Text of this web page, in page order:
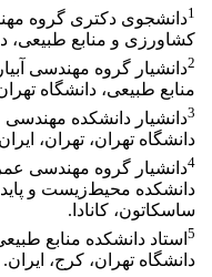
1دانشجوی دکتری گروه
کشاورزی و منابع طبیعی،
2دانشیار گروه مهندسی
منابع طبیعی، دانشگاه
3دانشیار دانشکده
دانشگاه تهران، تهران،
4دانشیار گروه مهندسی
دانشکده محیط‌زیست و
ساسکاتون، کانادا.
5 استاد دانشکده منابع
دانشگاه تهران، کرج، ایران.